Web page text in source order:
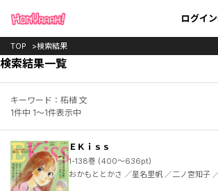
ログイン
TOP 検索結果
検索結果一覧
キーワード：柘植 文
1件中 1～1件表示中
ＥＫｉｓｓ
1-138巻 (400～636pt)
おかもととかさ ／星名里帆 ／二ノ宮知子 ／海野つなみ ／浅見理都 ／はんざき朝未 ／柴なつみ ／天沢アキ ／有賀リエ ／小沢かな ／小川彌生 ／ナカガワパリ ／朱村咲 ／こやまゆかり ／伊藤理佐 ／アイビー茜 ／ふみさき ／柘植文 ／ともえ ／藤沢もやし ／トヨタトヨ ／ひうらさとる ／東村アキコ ／久世番子 ／川端志季 ／志村貴子 ／磯谷友紀 ／谷川史子 ／河内遙 ／谷口リヨ果 ／六多いくみ ／アイビー茜 ／嶽まいこ ／松田奈緒子 ／ＫＵＪＩＲＡ ／和田こま ／六つ花えいこ ／加瀬アオ ／井上霞 ／小藤まつ